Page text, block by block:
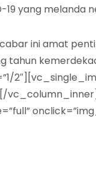
19 yang melanda
ini amat
tahun